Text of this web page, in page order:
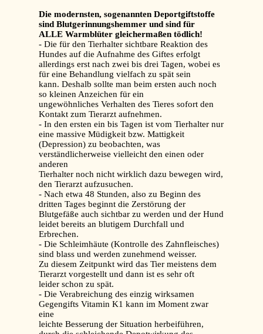
Die modernsten, sogenannten Deportgiftstoffe
sind Blutgerinnungshemmer und sind für
ALLE Warmblüter gleichermaßen tödlich!
- Die für den Tierhalter sichtbare Reaktion des
Hundes auf die Aufnahme des Giftes erfolgt
allerdings erst nach zwei bis drei Tagen, wobei es
für eine Behandlung vielfach zu spät sein
kann. Deshalb sollte man beim ersten auch noch
so kleinen Anzeichen für ein
ungewöhnliches Verhalten des Tieres sofort den
Kontakt zum Tierarzt aufnehmen.
- In den ersten ein bis Tagen ist vom Tierhalter nur
eine massive Müdigkeit bzw. Mattigkeit
(Depression) zu beobachten, was
verständlicherweise vielleicht den einen oder
anderen
Tierhalter noch nicht wirklich dazu bewegen wird,
den Tierarzt aufzusuchen.
- Nach etwa 48 Stunden, also zu Beginn des
dritten Tages beginnt die Zerstörung der
Blutgefäße auch sichtbar zu werden und der Hund
leidet bereits an blutigem Durchfall und
Erbrechen.
- Die Schleimhäute (Kontrolle des Zahnfleisches)
sind blass und werden zunehmend weisser.
Zu diesem Zeitpunkt wird das Tier meistens dem
Tierarzt vorgestellt und dann ist es sehr oft
leider schon zu spät.
- Die Verabreichung des einzig wirksamen
Gegengifts Vitamin K1 kann im Moment zwar
eine
leichte Besserung der Situation herbeiführen,